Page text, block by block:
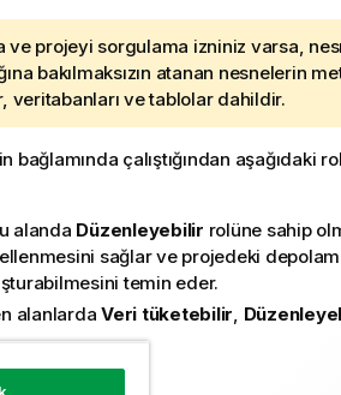
ve projeyi sorgulama izniniz varsa,
bakılmaksızın atanan nesnelerin
veritabanları ve tablolar dahildir.
çalıştığından aşağıdaki
alanda Düzenleyebilir rolüne sahip
sağlar ve projedeki
temin eder.
alanlarda Veri tüketebilir,